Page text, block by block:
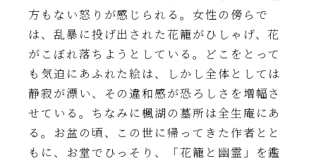
方もない怒りが感じられる。女性の傍らで
は、乱暴に投げ出された花籠がひしゃげ、花
がこぼれ落ちようとしている。どこをとって
も気迫にあふれた絵は、しかし全体としては
静寂が漂い、その違和感が恐ろしさを増幅さ
せている。ちなみに楓湖の墓所は全生庵にあ
る。お盆の頃、この世に帰ってきた作者とと
もに、お堂でひっそり、「花籠と幽霊」を鑑